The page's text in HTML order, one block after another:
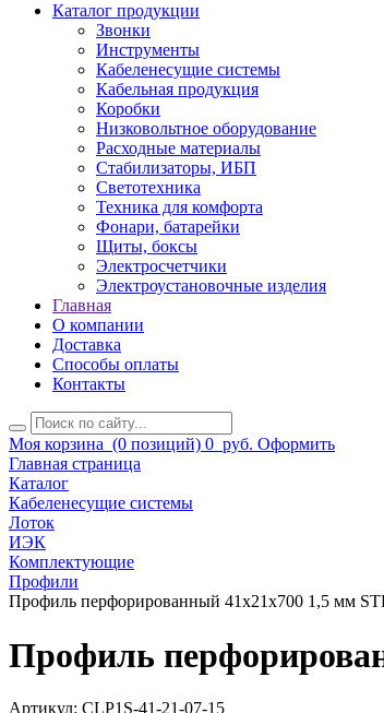
Каталог продукции
Звонки
Инструменты
Кабеленесущие системы
Кабельная продукция
Коробки
Низковольтное оборудование
Расходные материалы
Стабилизаторы, ИБП
Светотехника
Техника для комфорта
Фонари, батарейки
Щиты, боксы
Электросчетчики
Электроустановочные изделия
Главная
О компании
Доставка
Способы оплаты
Контакты
Моя корзина (0 позиций) 0 руб. Оформить
Главная страница
Каталог
Кабеленесущие системы
Лоток
ИЭК
Комплектующие
Профили
Профиль перфорированный 41х21х700 1,5 мм
Профиль
Артикул: CLP1S-41-21-07-15